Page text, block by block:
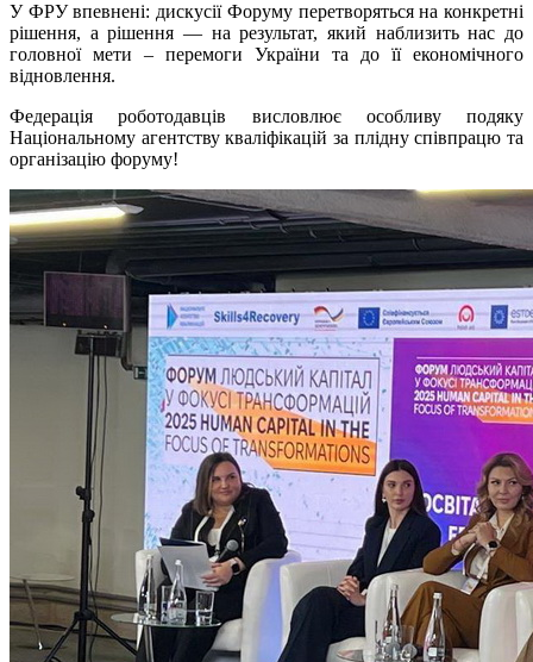
У ФРУ впевнені: дискусії Форуму перетворяться на конкретні
рішення, а рішення — на результат, який наблизить нас до
головної мети – перемоги України та до її економічного
відновлення.
Федерація роботодавців висловлює особливу подяку
Національному агентству кваліфікацій за плідну співпрацю та
організацію форуму!